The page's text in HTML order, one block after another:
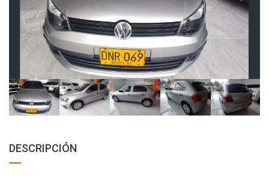
DESCRIPCIÓN